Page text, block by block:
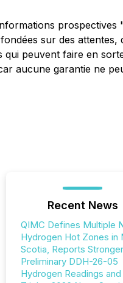
sur des
peuvent faire en
aucune garantie ne
Recent News
QIMC Defines Multiple
Hydrogen Hot Zones in
Scotia, Reports Stronger
Preliminary DDH-26-05
Hydrogen Readings and